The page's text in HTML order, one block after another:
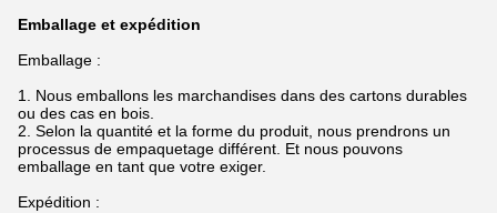
Emballage et expédition
Emballage :
1. Nous emballons les marchandises dans des cartons durables
ou des cas en bois.
2. Selon la quantité et la forme du produit, nous prendrons un
processus de empaquetage différent. Et nous pouvons
emballage en tant que votre exiger.
Expédition :